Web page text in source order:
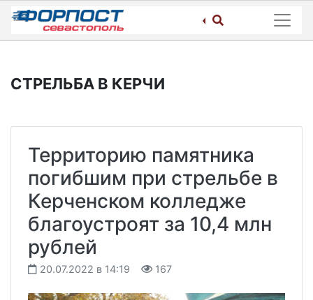
Skip
content
СТРЕЛЬБА В КЕРЧИ
Территорию памятника
погибшим при стрельбе в
Керченском колледже
благоустроят за 10,4 млн
рублей
20.07.2022 в 14:19 167